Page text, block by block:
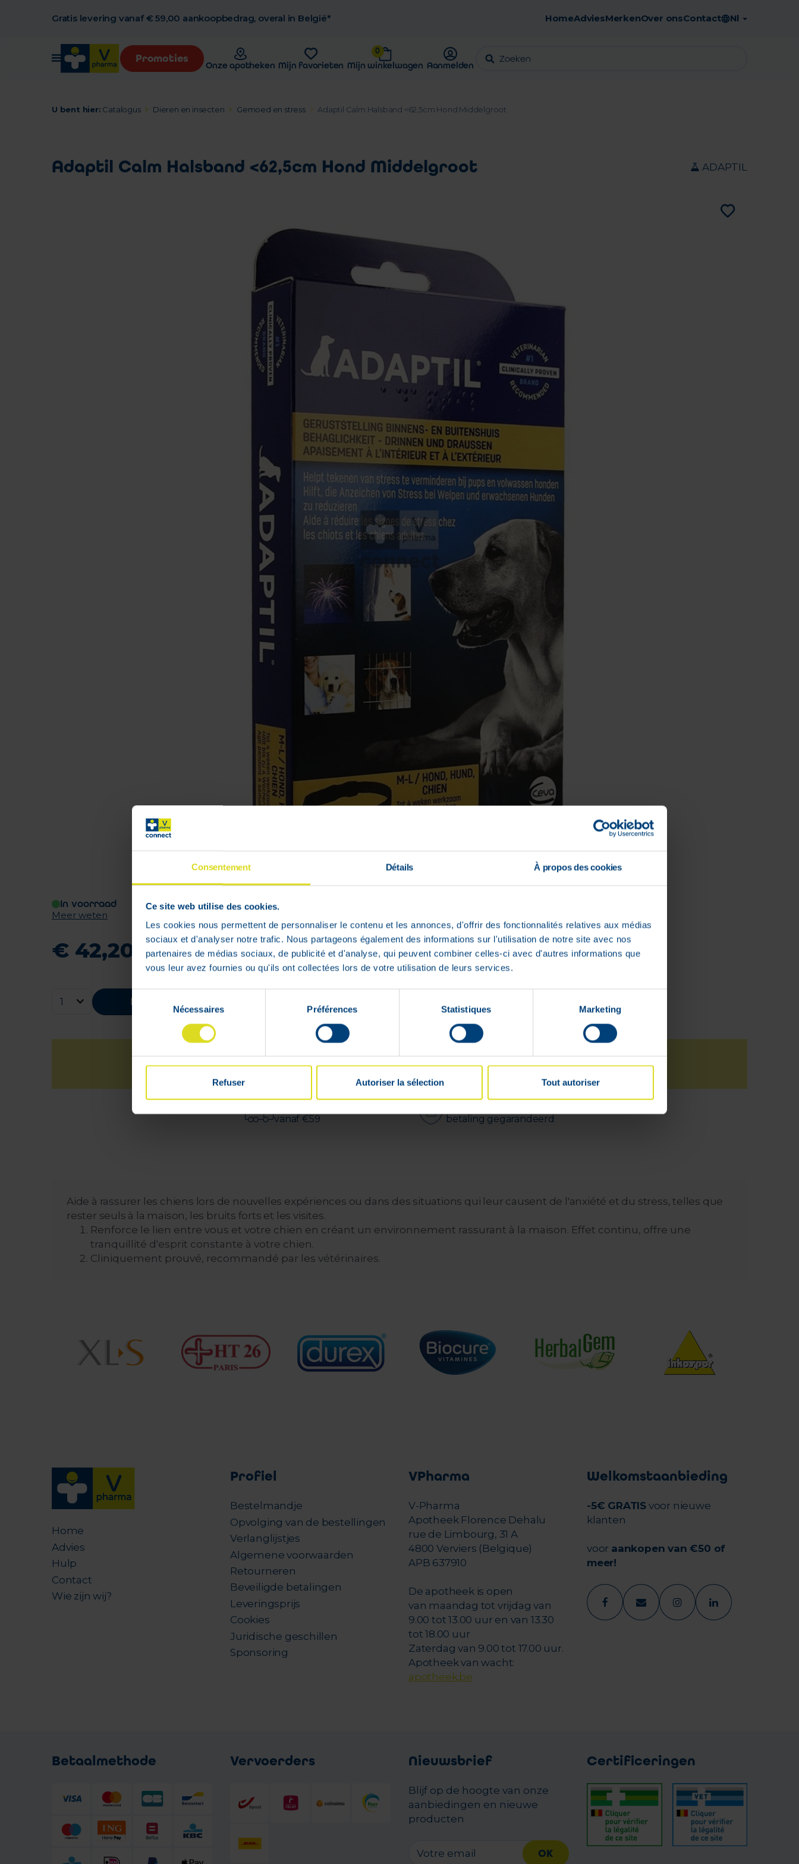
Consentement Détails À propos des cookies
Ce site web utilise des cookies.
Les cookies nous permettent de personnaliser le contenu et les annonces, d'offrir des fonctionnalités relatives aux médias
sociaux et d'analyser notre trafic. Nous partageons également des informations sur l'utilisation de notre site avec nos
partenaires de médias sociaux, de publicité et d'analyse, qui peuvent combiner celles-ci avec d'autres informations que
vous leur avez fournies ou qu'ils ont collectées lors de votre utilisation de leurs services.
consentement
Nécessaires Préférences Statistiques Marketing
Refuser Autoriser la sélection Tout autoriser
Gratis levering vanaf € 59,00 aankoopbedrag, overal in België* Gratis afhaling in de apotheek
HomeAdviesMerkenOver onsContact Nl
Promoties
Onze apotheken Mijn favorieten
0
Mijn winkelwagen Aanmelden
U bent hier: Catalogus Dieren en insecten Gemoed en stress Adaptil Calm Halsband <62,5cm Hond Middelgroot
Adaptil Calm Halsband <62,5cm Hond Middelgroot ADAPTIL
In voorraad
Meer weten
€ 42,20
Bestellen
Beschikbaar in72u
vanaf €59
betaling gegarandeerd
Aide à rassurer les chiens lors de nouvelles expériences ou dans des situations qui leur causent de l'anxiété et du stress, telles que
rester seuls à la maison, les bruits forts et les visites.
Renforce le lien entre vous et votre chien en créant un environnement rassurant à la maison. Effet continu, offre une
tranquillité d'esprit constante à votre chien.
Cliniquement prouvé, recommandé par les vétérinaires.
Home
Advies
Hulp
Contact
Wie zijn wij?
Profiel
Bestelmandje
Opvolging van de bestellingen
Verlanglijstjes
Algemene voorwaarden
Retourneren
Beveiligde betalingen
Leveringsprijs
Cookies
Juridische geschillen
Sponsoring
VPharma
V-Pharma
Apotheek Florence Dehalu
rue de Limbourg, 31 A
4800 Verviers (Belgique)
APB 637910
De apotheek is open
van maandag tot vrijdag van
9.00 tot 13.00 uur en van 13.30
tot 18.00 uur
Zaterdag van 9.00 tot 17.00 uur.
Apotheek van wacht:
apotheek.be
Welkomstaanbieding
-5€ GRATIS voor nieuwe
klanten
voor aankopen van €50 of
meer!
Betaalmethode Vervoerders Nieuwsbrief
Blijf op de hoogte van onze
aanbiedingen en nieuwe
producten
OK
Certificeringen